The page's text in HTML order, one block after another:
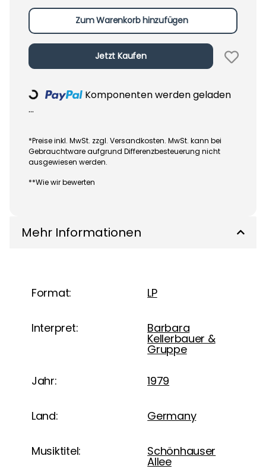
Zum Warenkorb hinzufügen
Jetzt Kaufen
Loading...
Komponenten werden geladen
...
*Preise inkl. MwSt. zzgl. Versandkosten. MwSt. kann bei
Gebrauchtware aufgrund Differenzbesteuerung nicht
ausgewiesen werden.
**Wie wir bewerten
Mehr Informationen
Format: LP
Interpret: Barbara
Kellerbauer &
Gruppe
Jahr: 1979
Land: Germany
Musiktitel: Schönhauser
Allee